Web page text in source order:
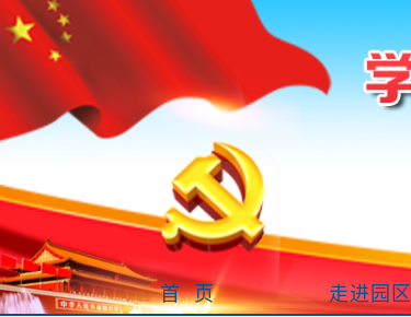
首 页 走进园区